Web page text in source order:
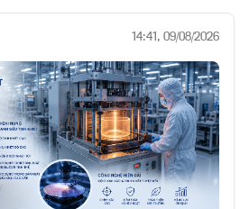
14:41, 09/08/2026